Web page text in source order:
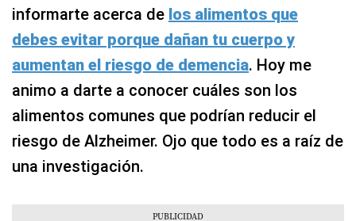
informarte acerca de los alimentos que
debes evitar porque dañan tu cuerpo y
aumentan el riesgo de demencia. Hoy me
animo a darte a conocer cuáles son los
alimentos comunes que podrían reducir el
riesgo de Alzheimer. Ojo que todo es a raíz de
una investigación.